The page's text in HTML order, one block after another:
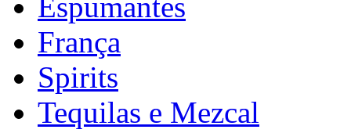
Espumantes
França
Spirits
Tequilas e Mezcal